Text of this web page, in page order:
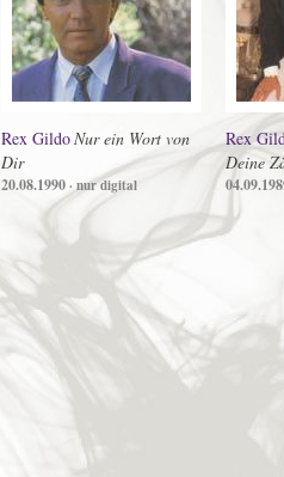
Rex GildoNur ein Wort von
Dir
20.08.1990· nur digital
Rex
Deine